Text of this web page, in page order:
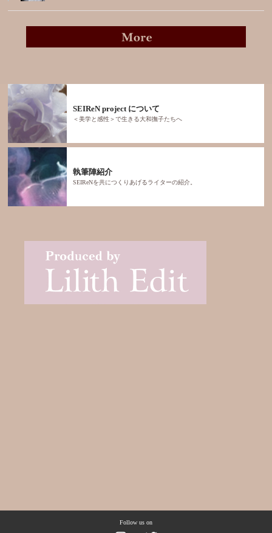
SEIReN project について
＜美学と感性＞で生きる大和撫子たちへ
執筆陣紹介
SEIReNを共につくりあげるライターの紹介。
Follow us on